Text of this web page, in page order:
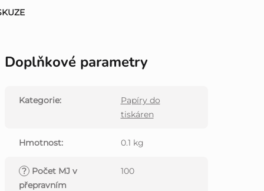
Doplňkové parametry
Kategorie:
Papíry do
tiskáren
Hmotnost: 0.1 kg
? Počet MJ v
přepravním
100